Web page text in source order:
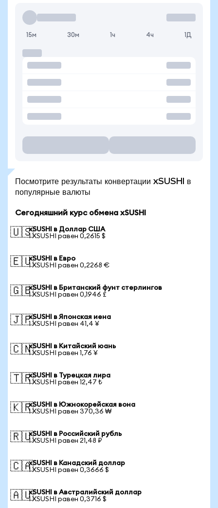
15м 30м 1ч 4ч 1Д
Посмотрите результаты конвертации xSUSHI в
популярные валюты
Сегодняшний курс обмена xSUSHI
🇺🇸xSUSHI в Доллар США
1 XSUSHI равен 0,2615 $
🇪🇺xSUSHI в Евро
1 XSUSHI равен 0,2268 €
🇬🇧xSUSHI в Британский фунт стерлингов
1 XSUSHI равен 0,1946 £
🇯🇵xSUSHI в Японская иена
1 XSUSHI равен 41,4 ¥
🇨🇳xSUSHI в Китайский юань
1 XSUSHI равен 1,76 ¥
🇹🇷xSUSHI в Турецкая лира
1 XSUSHI равен 12,47 ₺
🇰🇷xSUSHI в Южнокорейская вона
1 XSUSHI равен 370,36 ₩
🇷🇺xSUSHI в Российский рубль
1 XSUSHI равен 21,48 ₽
🇨🇦xSUSHI в Канадский доллар
1 XSUSHI равен 0,3666 $
🇦🇺xSUSHI в Австралийский доллар
1 XSUSHI равен 0,3716 $